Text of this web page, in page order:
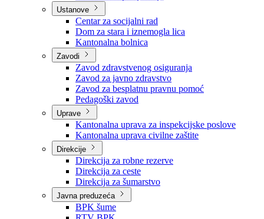
Služba za odnose s javnošću
Služba za zajedničke poslove
Služba za zapošljavanje
Ustanove
Centar za socijalni rad
Dom za stara i iznemogla lica
Kantonalna bolnica
Zavodi
Zavod zdravstvenog osiguranja
Zavod za javno zdravstvo
Zavod za besplatnu pravnu pomoć
Pedagoški zavod
Uprave
Kantonalna uprava za inspekcijske poslove
Kantonalna uprava civilne zaštite
Direkcije
Direkcija za robne rezerve
Direkcija za ceste
Direkcija za šumarstvo